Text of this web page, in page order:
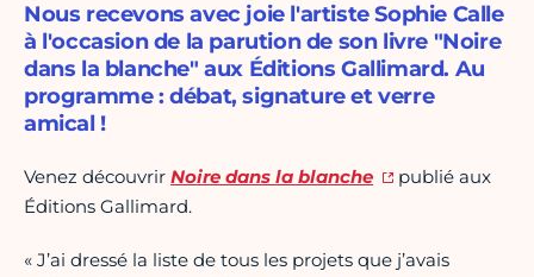
Nous recevons avec joie l'artiste Sophie Calle
à l'occasion de la parution de son livre "Noire
dans la blanche" aux Éditions Gallimard. Au
programme : débat, signature et verre
amical !
Venez découvrir Noire dans la blanche
publié aux
Éditions Gallimard.
« J’ai dressé la liste de tous les projets que j’avais